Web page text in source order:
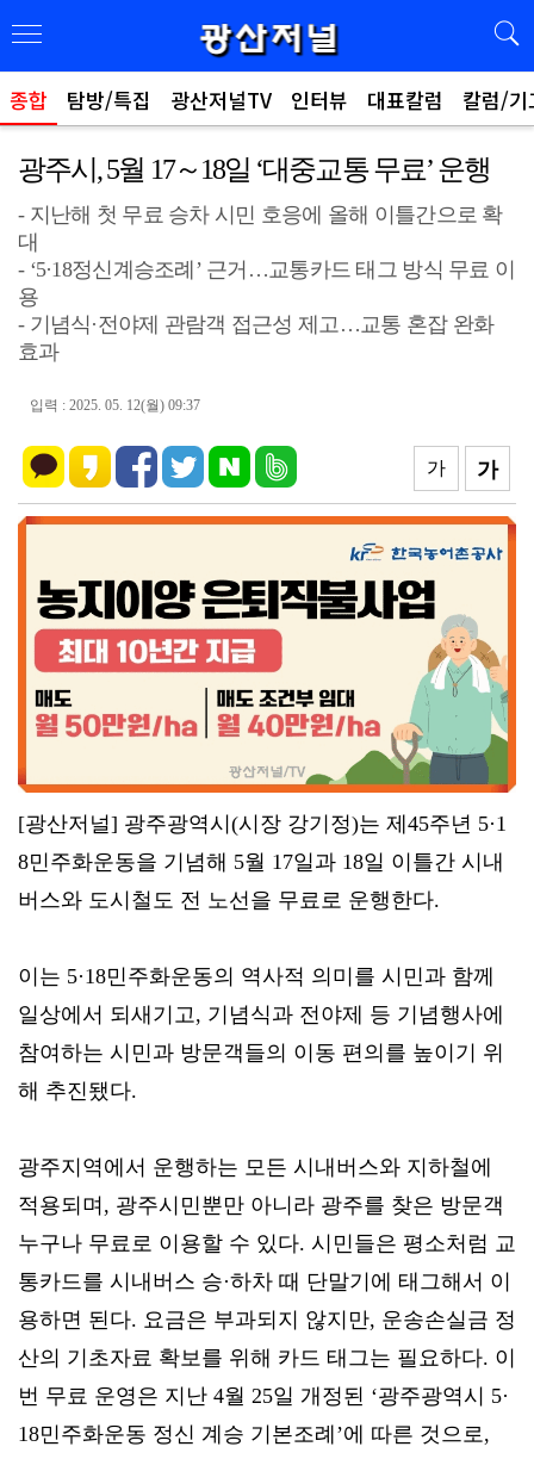
종합 탐방/특집 광산저널TV 인터뷰 대표칼럼 칼럼/기
광주시, 5월 17～18일 ‘대중교통 무료’ 운행
- 지난해 첫 무료 승차 시민 호응에 올해 이틀간으로 확
대
- ‘5·18정신계승조례’ 근거…교통카드 태그 방식 무료 이
용
- 기념식·전야제 관람객 접근성 제고…교통 혼잡 완화
효과
입력 : 2025. 05. 12(월) 09:37
가
가
[광산저널] 광주광역시(시장 강기정)는 제45주년 5·1
8민주화운동을 기념해 5월 17일과 18일 이틀간 시내
버스와 도시철도 전 노선을 무료로 운행한다.
이는 5·18민주화운동의 역사적 의미를 시민과 함께
일상에서 되새기고, 기념식과 전야제 등 기념행사에
참여하는 시민과 방문객들의 이동 편의를 높이기 위
해 추진됐다.
광주지역에서 운행하는 모든 시내버스와 지하철에
적용되며, 광주시민뿐만 아니라 광주를 찾은 방문객
누구나 무료로 이용할 수 있다. 시민들은 평소처럼 교
통카드를 시내버스 승·하차 때 단말기에 태그해서 이
용하면 된다. 요금은 부과되지 않지만, 운송손실금 정
산의 기초자료 확보를 위해 카드 태그는 필요하다. 이
번 무료 운영은 지난 4월 25일 개정된 ‘광주광역시 5·
18민주화운동 정신 계승 기본조례’에 따른 것으로,